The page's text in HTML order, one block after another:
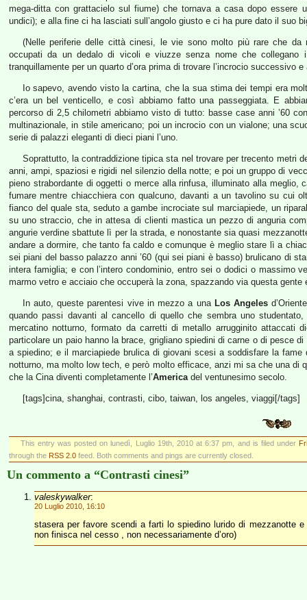
mega-ditta con grattacielo sul fiume) che tornava a casa dopo essere
undici); e alla fine ci ha lasciati sull’angolo giusto e ci ha pure dato il suo
(Nelle periferie delle città cinesi, le vie sono molto più rare che
occupati da un dedalo di vicoli e viuzze senza nome che collegano
tranquillamente per un quarto d’ora prima di trovare l’incrocio successivo
Io sapevo, avendo visto la cartina, che la sua stima dei tempi era
c’era un bel venticello, e così abbiamo fatto una passeggiata. E
percorso di 2,5 chilometri abbiamo visto di tutto: basse case anni ’60
multinazionale, in stile americano; poi un incrocio con un vialone; una
serie di palazzi eleganti di dieci piani l’uno.
Soprattutto, la contraddizione tipica sta nel trovare per trecento metri
anni, ampi, spaziosi e rigidi nel silenzio della notte; e poi un gruppo di
pieno strabordante di oggetti o merce alla rinfusa, illuminato alla
fumare mentre chiacchiera con qualcuno, davanti a un tavolino su cui
fianco del quale sta, seduto a gambe incrociate sul marciapiede, un
su uno straccio, che in attesa di clienti mastica un pezzo di anguria
angurie verdine sbattute lì per la strada, e nonostante sia quasi
andare a dormire, che tanto fa caldo e comunque è meglio stare lì a
sei piani del basso palazzo anni ’60 (qui sei piani è basso) brulicano di
intera famiglia; e con l’intero condominio, entro sei o dodici o massimo
marmo vetro e acciaio che occuperà la zona, spazzando via questa
In auto, queste parentesi vive in mezzo a una Los Angeles
quando passi davanti al cancello di quello che sembra uno
mercatino notturno, formato da carretti di metallo arrugginito attaccati
particolare un paio hanno la brace, grigliano spiedini di carne o di pesce
a spiedino; e il marciapiede brulica di giovani scesi a soddisfare la fame
notturno, ma molto low tech, e però molto efficace, anzi mi sa che una di
che la Cina diventi completamente l’Americadel ventunesimo secolo.
[tags]cina, shanghai, contrasti, cibo, taiwan, los angeles, viaggi[/tags]
This entry was posted on lunedì, Luglio 19th, 2010 at 6:37 pm, and is filed under
through the RSS 2.0 feed. Both comments and pings are currently closed.
Un commento a “Contrasti cinesi”
valeskywalker:
20 Luglio 2010, 16:10
stasera per favore scendi a farti lo spiedino lurido di mezzanotte
non finisca nel cesso , non necessariamente d’oro)